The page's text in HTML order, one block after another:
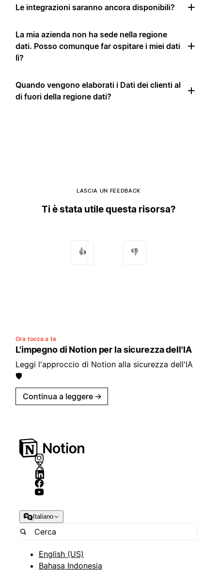
Le integrazioni saranno ancora disponibili?
La mia azienda non ha sede nella regione
dati. Posso comunque far ospitare i miei dati
lì?
Quando vengono elaborati i Dati dei clienti al
di fuori della regione dati?
LASCIA UN FEEDBACK
Ti è stata utile questa risorsa?
👍 👎
Ora tocca a te
L'impegno di Notion per la sicurezza dell'IA
Leggi l'approccio di Notion alla sicurezza dell'IA
🛡️
Continua a leggere →
Italiano
English (US)
Bahasa Indonesia